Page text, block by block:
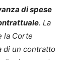
di spese
. La
la Corte
di un contratto